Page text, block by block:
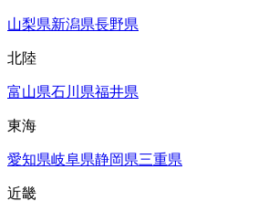
山梨県新潟県長野県
北陸
富山県石川県福井県
東海
愛知県岐阜県静岡県三重県
近畿